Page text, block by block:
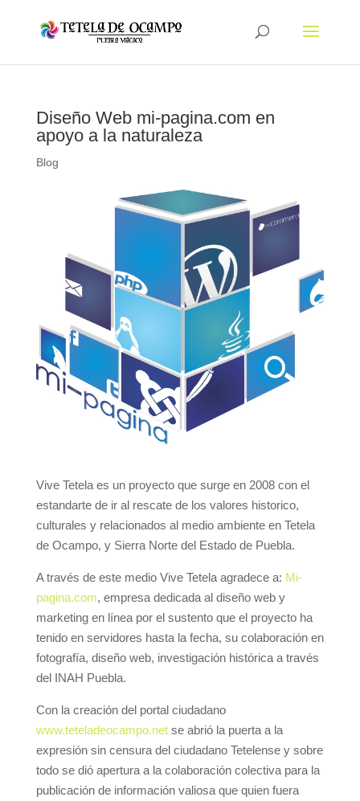
Diseño Web mi-pagina.com en
apoyo a la naturaleza
Blog
Vive Tetela es un proyecto que surge en 2008 con el
estandarte de ir al rescate de los valores historico,
culturales y relacionados al medio ambiente en Tetela
de Ocampo, y Sierra Norte del Estado de Puebla.
A través de este medio Vive Tetela agradece a: Mi-
pagina.com, empresa dedicada al diseño web y
marketing en línea por el sustento que el proyecto ha
tenido en servidores hasta la fecha, su colaboración en
fotografía, diseño web, investigación histórica a través
del INAH Puebla.
Con la creación del portal ciudadano
www.teteladeocampo.netse abrió la puerta a la
expresión sin censura del ciudadano Tetelense y sobre
todo se dió apertura a la colaboración colectiva para la
publicación de información valiosa que quien fuera